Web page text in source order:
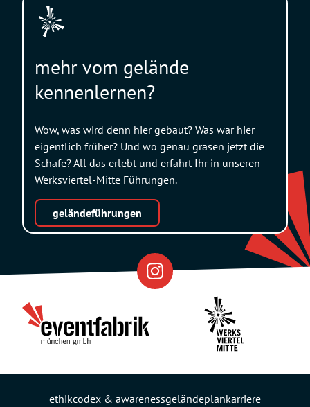
Partner
mehr vom gelände
kennenlernen?
Wow, was wird denn hier gebaut? Was war hier
eigentlich früher? Und wo genau grasen jetzt die
Schafe? All das erlebt und erfahrt Ihr in unseren
Werksviertel-Mitte Führungen.
geländeführungen
ethikcodex & awarenessgeländeplankarriere